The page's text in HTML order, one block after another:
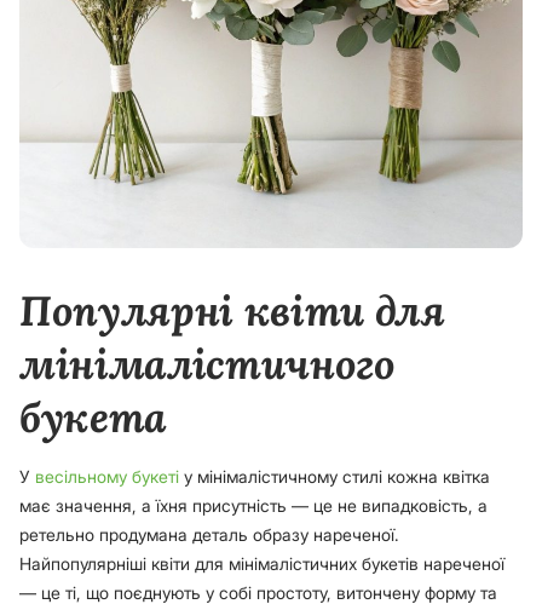
Популярні квіти для
мінімалістичного
букета
У весільному букеті у мінімалістичному стилі кожна квітка
має значення, а їхня присутність — це не випадковість, а
ретельно продумана деталь образу нареченої.
Найпопулярніші квіти для мінімалістичних букетів нареченої
— це ті, що поєднують у собі простоту, витончену форму та